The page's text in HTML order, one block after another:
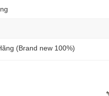
(Brand new 100%)